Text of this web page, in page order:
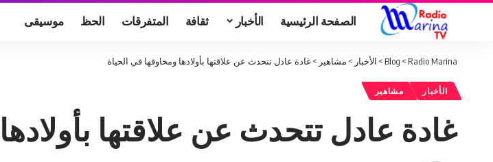
الصفحة الرئيسية الأخبار ثقافة المتفرقات الحظ موسيقى
Radio Marina
>
Blog
> الأخبار > مشاهير >غادة عادل تتحدث عن علاقتها بأولادها ومخاوفها في الحياة
الأخبار مشاهير
غادة عادل تتحدث عن علاقتها